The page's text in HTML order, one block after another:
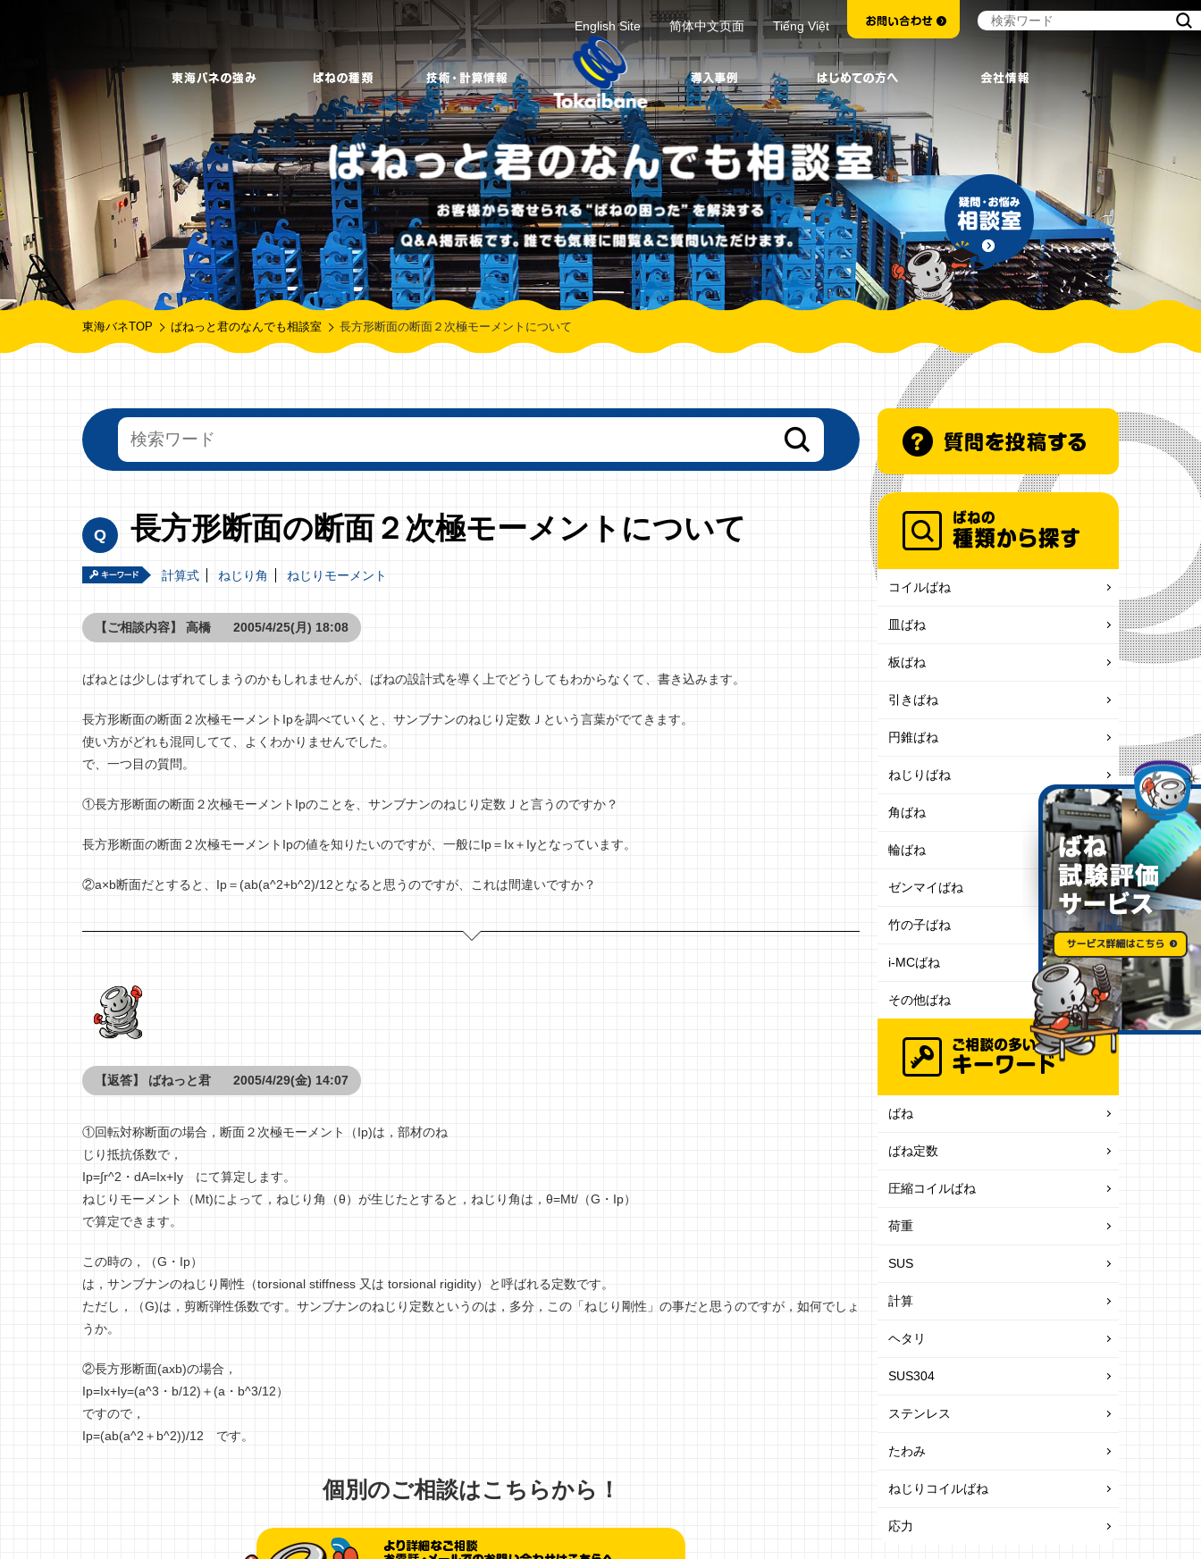
English Site 简体中文页面 Tiếng Việt
東海バネTOP ばねっと君のなんでも相談室 長方形断面の断面２次極モーメントについて
長方形断面の断面２次極モーメントについて
計算式 ねじり角 ねじりモーメント
【ご相談内容】 高橋 2005/4/25(月) 18:08
ばねとは少しはずれてしまうのかもしれませんが、ばねの設計式を導く上でどうしてもわからなくて、書き込みます。
長方形断面の断面２次極モーメントIpを調べていくと、サンブナンのねじり定数Ｊという言葉がでてきます。
使い方がどれも混同してて、よくわかりませんでした。
で、一つ目の質問。
①長方形断面の断面２次極モーメントIpのことを、サンブナンのねじり定数Ｊと言うのですか？
長方形断面の断面２次極モーメントIpの値を知りたいのですが、一般にIp＝Ix＋Iyとなっています。
②a×b断面だとすると、Ip＝(ab(a^2+b^2)/12となると思うのですが、これは間違いですか？
【返答】 ばねっと君 2005/4/29(金) 14:07
①回転対称断面の場合，断面２次極モーメント（Ip)は，部材のね
じり抵抗係数で，
Ip=∫r^2・dA=Ix+Iy にて算定します。
ねじりモーメント（Mt)によって，ねじり角（θ）が生じたとすると，ねじり角は，θ=Mt/（G・Ip）
で算定できます。
この時の，（G・Ip）
は，サンブナンのねじり剛性（torsional stiffness 又は torsional rigidity）と呼ばれる定数です。
ただし，（G)は，剪断弾性係数です。サンブナンのねじり定数というのは，多分，この「ねじり剛性」の事だと思うのですが，如何でしょ
うか。
②長方形断面(axb)の場合，
Ip=Ix+Iy=(a^3・b/12)＋(a・b^3/12）
ですので，
Ip=(ab(a^2＋b^2))/12 です。
個別のご相談はこちらから！
コイルばね
皿ばね
板ばね
引きばね
円錐ばね
ねじりばね
角ばね
輪ばね
ゼンマイばね
竹の子ばね
i-MCばね
その他ばね
ばね
ばね定数
圧縮コイルばね
荷重
SUS
計算
ヘタリ
SUS304
ステンレス
たわみ
ねじりコイルばね
応力